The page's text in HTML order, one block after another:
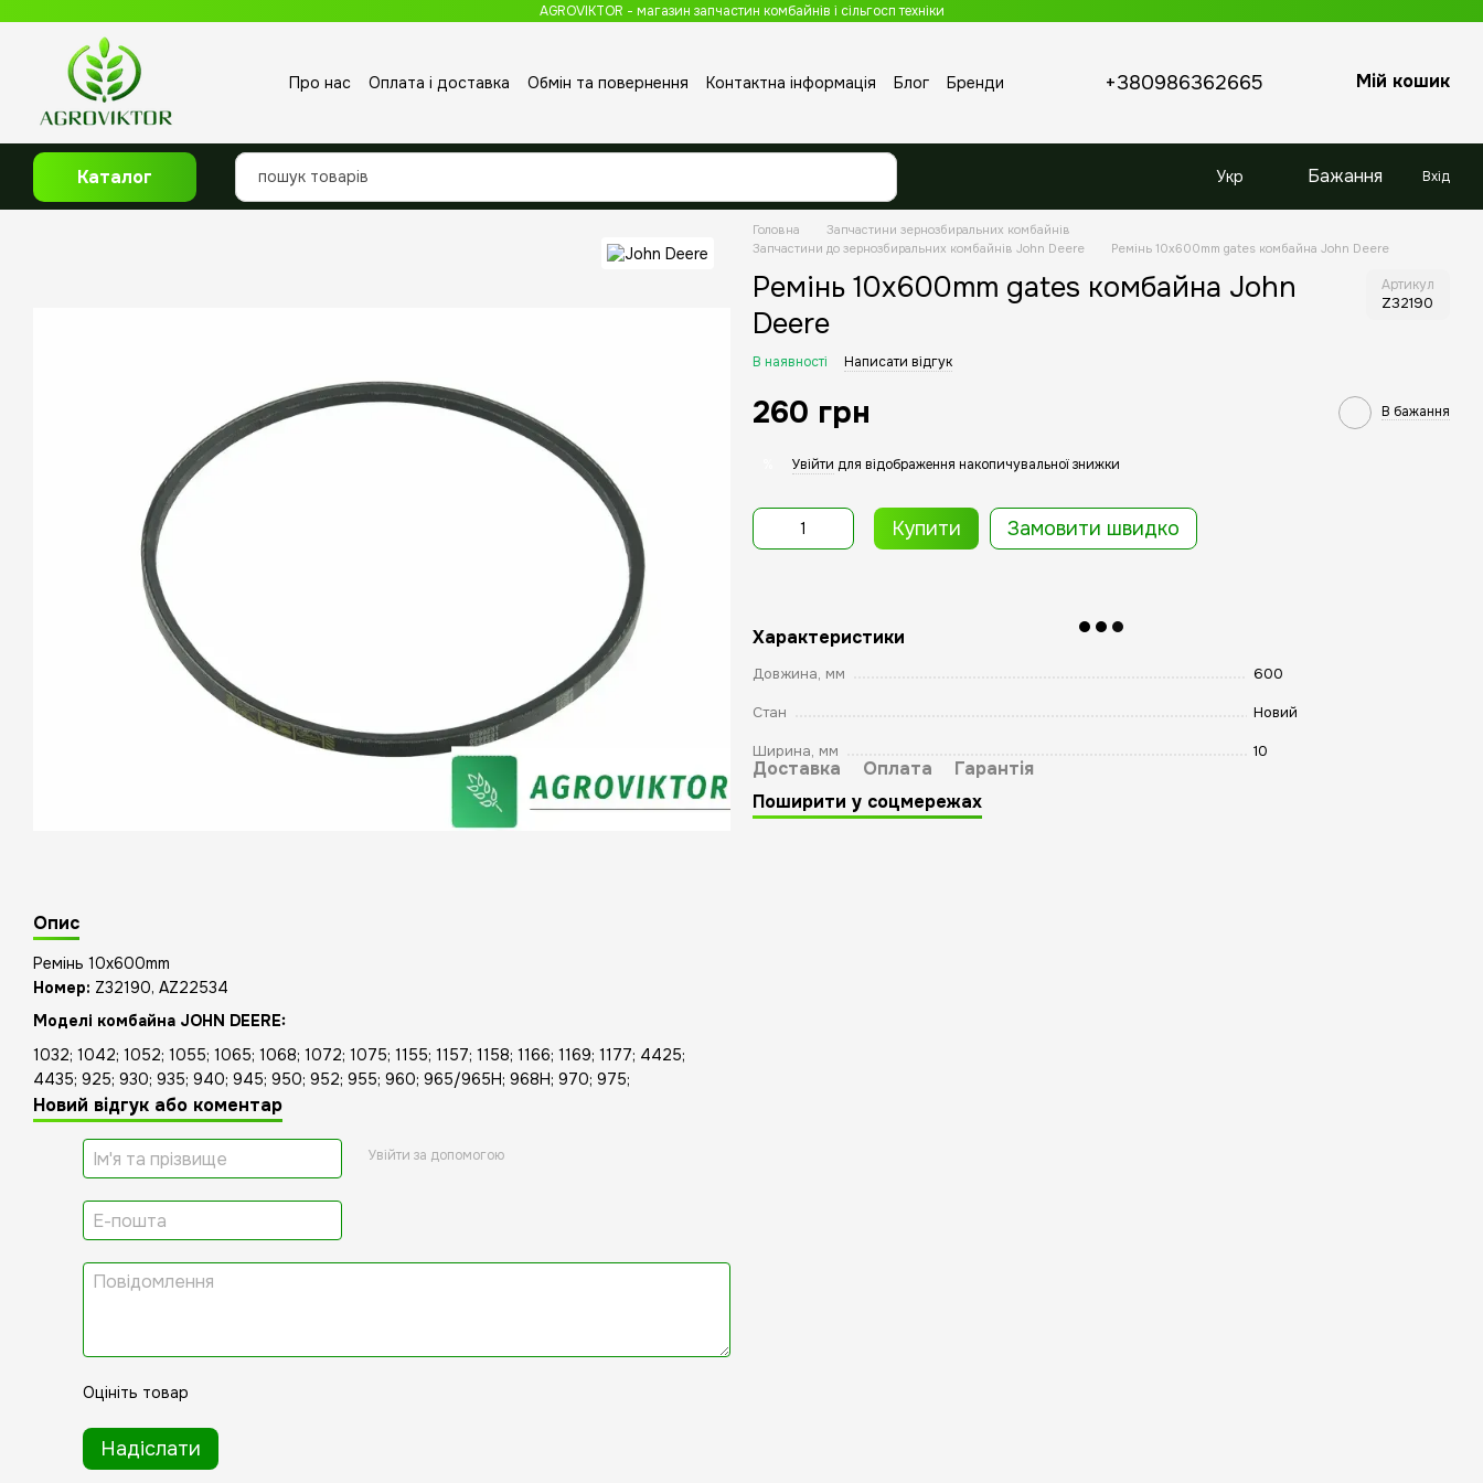
AGROVIKTOR - магазин запчастин комбайнів і сільгосп техніки
Про нас Оплата і доставка Обмін та повернення Контактна інформація Блог
Бренди
+380986362665 Мій кошик
Каталог Укр Бажання Вхід
Опис
Ремінь 10x600mm
Номер: Z32190, AZ22534
Моделі комбайна JOHN DEERE:
1032; 1042; 1052; 1055; 1065; 1068; 1072; 1075; 1155; 1157; 1158; 1166; 1169; 1177; 4425;
4435; 925; 930; 935; 940; 945; 950; 952; 955; 960; 965/965H; 968H; 970; 975;
Новий відгук або коментар
Увійти за допомогою
Оцініть товар
Надіслати
Головна
Запчастини зернозбиральних комбайнів
Запчастини до зернозбиральних комбайнів John Deere
Ремінь 10x600mm gates комбайна John Deere
Ремінь 10x600mm gates комбайна John
Deere
Артикул
Z32190
В наявності Написати відгук
260 грн В бажання
Увійти для відображення накопичувальної знижки
Купити Замовити швидко
Характеристики
Довжина, мм 600
Стан Новий
Ширина, мм 10
Доставка Оплата
Гарантія
Поширити у соцмережах